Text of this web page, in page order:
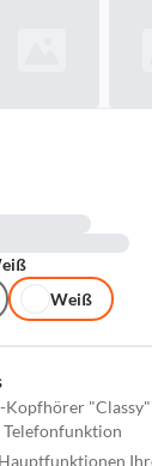
Kopfhörer
Weiß